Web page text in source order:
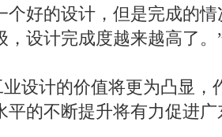
个好的设计，但是完成的
，设计完成度越来越高了。
计的价值将更为凸显，
平的不断提升将有力促进